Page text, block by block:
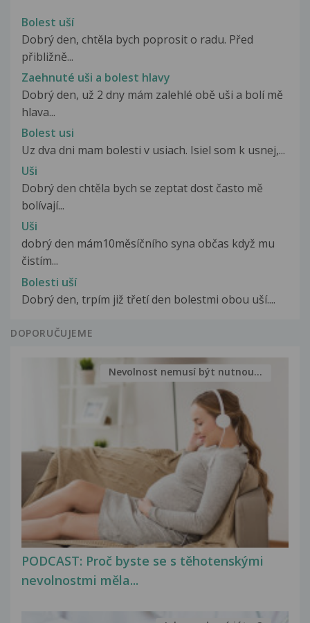
Bolest uší
Dobrý den, chtěla bych poprosit o radu. Před
přibližně...
Zaehnuté uši a bolest hlavy
Dobrý den, už 2 dny mám zalehlé obě uši a bolí mě
hlava...
Bolest usi
Uz dva dni mam bolesti v usiach. Isiel som k usnej,...
Uši
Dobrý den chtěla bych se zeptat dost často mě
bolívají...
Uši
dobrý den mám10měsíčního syna občas když mu
čistím...
Bolesti uší
Dobrý den, trpím již třetí den bolestmi obou uší....
DOPORUČUJEME
PODCAST: Proč byste se s těhotenskými
nevolnostmi měla...
Nevolnost nemusí být nutnou...